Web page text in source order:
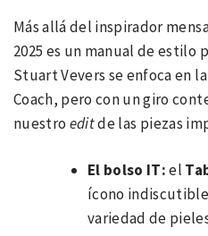
Más allá del inspirador
2025 es un manual de estilo
Stuart Vevers se enfoca en
Coach, pero con un giro
nuestro editde las piezas
El bolso IT:el
ícono
variedad de